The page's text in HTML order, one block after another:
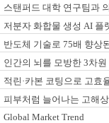
스탠퍼드 대학 연구팀과
저분자 화합물 생성 AI 플
반도체 기술로 75배 향상
인간의 뇌를 모방한 3차
적린·카본 코팅으로 고효
피부처럼 늘어나는 고해
Global Market Trend